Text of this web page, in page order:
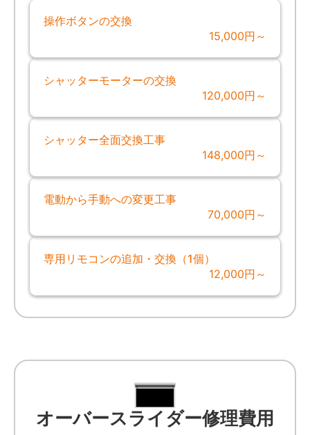
操作ボタンの交換
15,000円～
シャッターモーターの交換
120,000円～
シャッター全面交換工事
148,000円～
電動から手動への変更工事
70,000円～
専用リモコンの追加・交換（1個）
12,000円～
オーバースライダー修理費用